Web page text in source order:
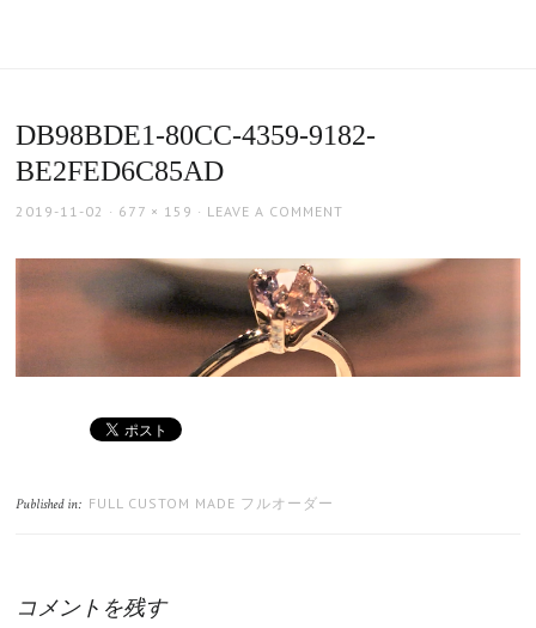
DB98BDE1-80CC-4359-9182-
BE2FED6C85AD
POSTED
2019-11-02
FULL
677 × 159 LEAVE A COMMENT
Published in: FULL CUSTOM MADE フルオーダー
コメントを残す